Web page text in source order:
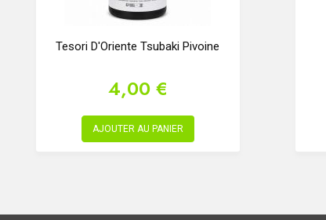
Tesori D'Oriente Tsubaki Pivoine
4,00 €
AJOUTER AU PANIER